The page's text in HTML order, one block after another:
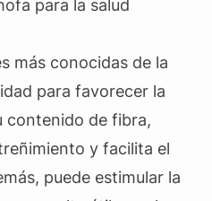
para la salud
más conocidas de la
para favorecer la
contenido de fibra,
y facilita el
puede estimular la